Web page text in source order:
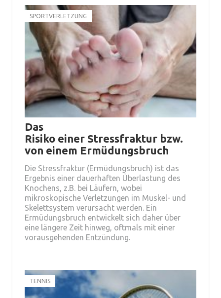
SPORTVERLETZUNG
Das
Risiko einer Stressfraktur bzw.
von einem Ermüdungsbruch
Die Stressfraktur (Ermüdungsbruch) ist das
Ergebnis einer dauerhaften Überlastung des
Knochens, z.B. bei Läufern, wobei
mikroskopische Verletzungen im Muskel- und
Skelettsystem verursacht werden. Ein
Ermüdungsbruch entwickelt sich daher über
eine längere Zeit hinweg, oftmals mit einer
vorausgehenden Entzündung.
TENNIS